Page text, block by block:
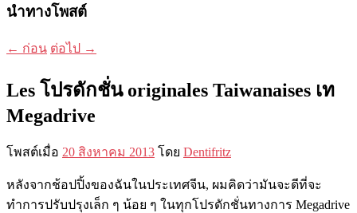
นำทางโพสต์
← ก่อน ต่อไป →
Les โปรดักชั่น originales Taiwanaises เท
Megadrive
โพสต์เมื่อ 20 สิงหาคม 2013 โดย Dentifritz
หลังจากช้อปปิ้งของฉันในประเทศจีน, ผมคิดว่ามันจะดีที่จะ
ทำการปรับปรุงเล็ก ๆ น้อย ๆ ในทุกโปรดักชั่นทางการ Megadrive